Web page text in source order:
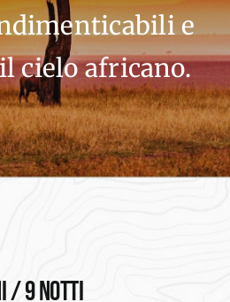
e
cielo africano.
/ 9 notti